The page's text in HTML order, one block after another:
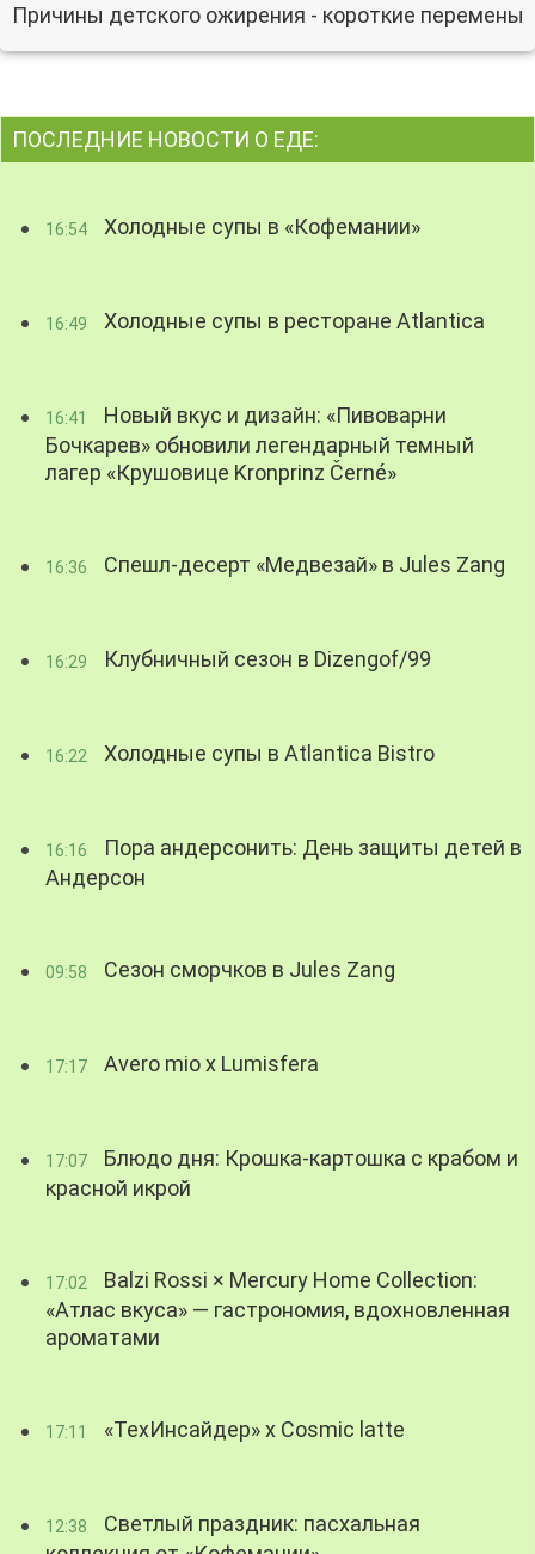
Причины детского ожирения - короткие перемены
ПОСЛЕДНИЕ НОВОСТИ О ЕДЕ:
16:54 Холодные супы в «Кофемании»
16:49 Холодные супы в ресторане Atlantica
16:41
Новый вкус и дизайн: «Пивоварни
Бочкарев» обновили легендарный темный
лагер «Крушовице Kronprinz Černé»
16:36 Спешл-десерт «Медвезай» в Jules Zang
16:29 Клубничный сезон в Dizengof/99
16:22 Холодные супы в Atlantica Bistro
16:16
Пора андерсонить: День защиты детей в
Андерсон
09:58 Сезон сморчков в Jules Zang
17:17 Avero mio x Lumisfera
17:07
Блюдо дня: Крошка-картошка с крабом и
красной икрой
17:02
Balzi Rossi × Mercury Home Collection:
«Атлас вкуса» — гастрономия, вдохновленная
ароматами
17:11 «ТехИнсайдер» х Cosmic latte
12:38
Светлый праздник: пасхальная